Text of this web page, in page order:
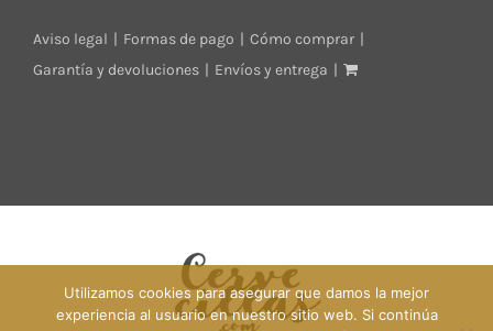
Aviso legal Formas de pago
Cómo comprar
Garantía y devoluciones
Envíos y entrega
Utilizamos cookies para asegurar que damos la mejor
experiencia al usuario en nuestro sitio web. Si continúa